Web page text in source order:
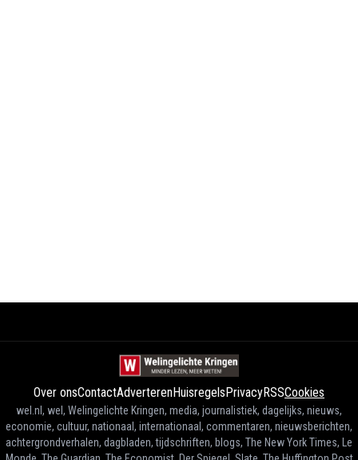
Over onsContactAdverterenHuisregelsPrivacyRSSCookies
wel.nl, wel, Welingelichte Kringen, media, journalistiek, dagelijks, nieuws,
economie, cultuur, nationaal, internationaal, commentaren, nieuwsberichten,
achtergrondverhalen, dagbladen, tijdschriften, blogs, The New York Times, Le